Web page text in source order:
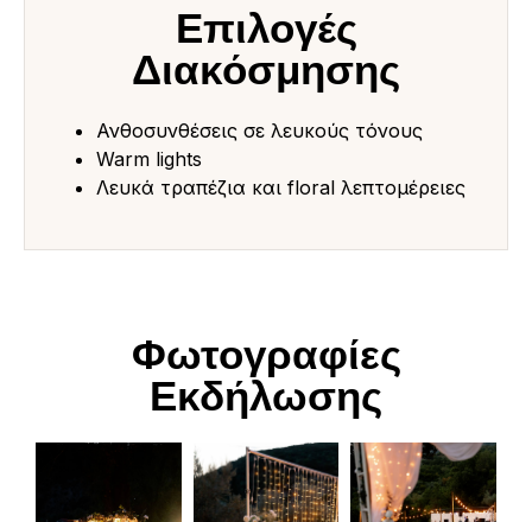
Επιλογές
Διακόσμησης
Ανθοσυνθέσεις σε λευκούς τόνους
Warm lights
Λευκά τραπέζια και floral λεπτομέρειες
Φωτογραφίες
Εκδήλωσης